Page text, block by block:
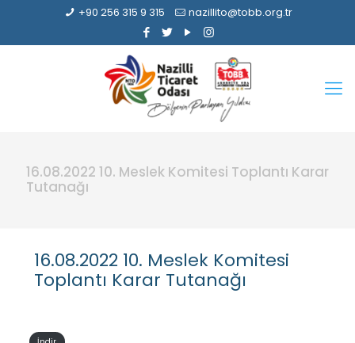
+90 256 315 9 315 nazillito@tobb.org.tr
16.08.2022 10. Meslek Komitesi Toplantı Karar
Tutanağı
16.08.2022 10. Meslek Komitesi
Toplantı Karar Tutanağı